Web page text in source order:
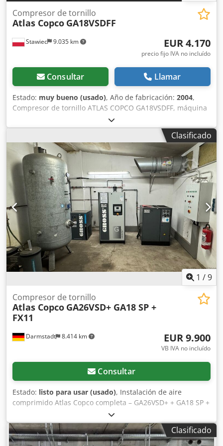
Stawiec 9.035 km
Compresor de tornillo
Atlas Copco GA18VSDFF
EUR 4.170
precio fijo IVA no incluído
Consultar Llamar
Estado: muy bueno (usado), Año de fabricación: 2004,
Compresor de tornillo ATLAS COPCO GA18VSDFF, máquina
con variador de frecuencia y secador de aire, tras servicio.
Datos técnicos: Dcjdpfx Aoyfpbgscyek Capacidad: 3,35
m3/min; Motor: 18,5 kW; Presión máx.: 12,80 bar; Año:
2004; Horas de funcionamiento: 12.831 h; Precio: 17.500
neto / 21.525 bruto El compresor está completamente
operativo, listo para trabajar, con garantía. Ofrecemos
servicio técnico. Enlace al vídeo a continuación.
Clasificado
1 /9
Darmstadt 8.414 km
Compresor de tornillo
Atlas Copco GA26VSD+ GA18 SP +
FX11
EUR 9.900
VB IVA no incluído
Consultar
Estado: listo para usar (usado), Instalación de aire
comprimido Atlas Copco completa – GA26VSD+ + GA18 SP +
FX11 + depósito de 1500 l Se ofrece a la venta una
instalación de aire comprimido Atlas Copco de segunda
mano como sistema completo. Componentes del sistema: •
Clasificado